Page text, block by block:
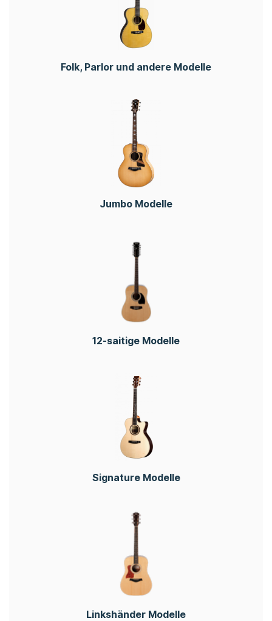
Folk, Parlor und andere Modelle
Jumbo Modelle
12-saitige Modelle
Signature Modelle
Linkshänder Modelle